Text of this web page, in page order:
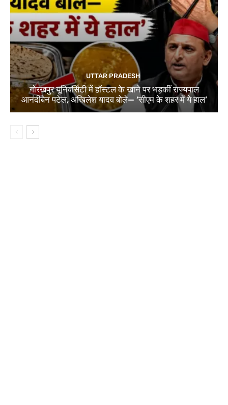
UTTAR PRADESH
गोरखपुर यूनिवर्सिटी में हॉस्टल के खाने पर भड़कीं राज्यपाल
आनंदीबेन पटेल, अखिलेश यादव बोले— ‘सीएम के शहर में ये हाल’